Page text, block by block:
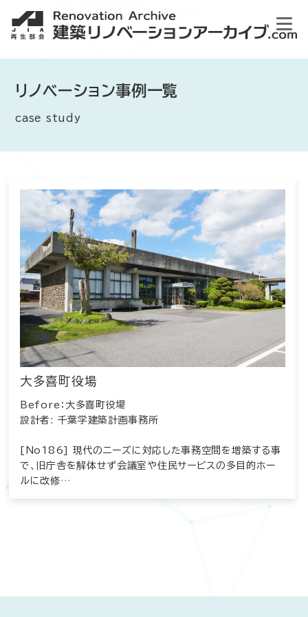
リノベーション事例一覧
case study
大多喜町役場
Before：大多喜町役場
設計者: 千葉学建築計画事務所
[No186] 現代のニーズに対応した事務空間を増築する事
で、旧庁舎を解体せず会議室や住民サービスの多目的ホー
ルに改修…